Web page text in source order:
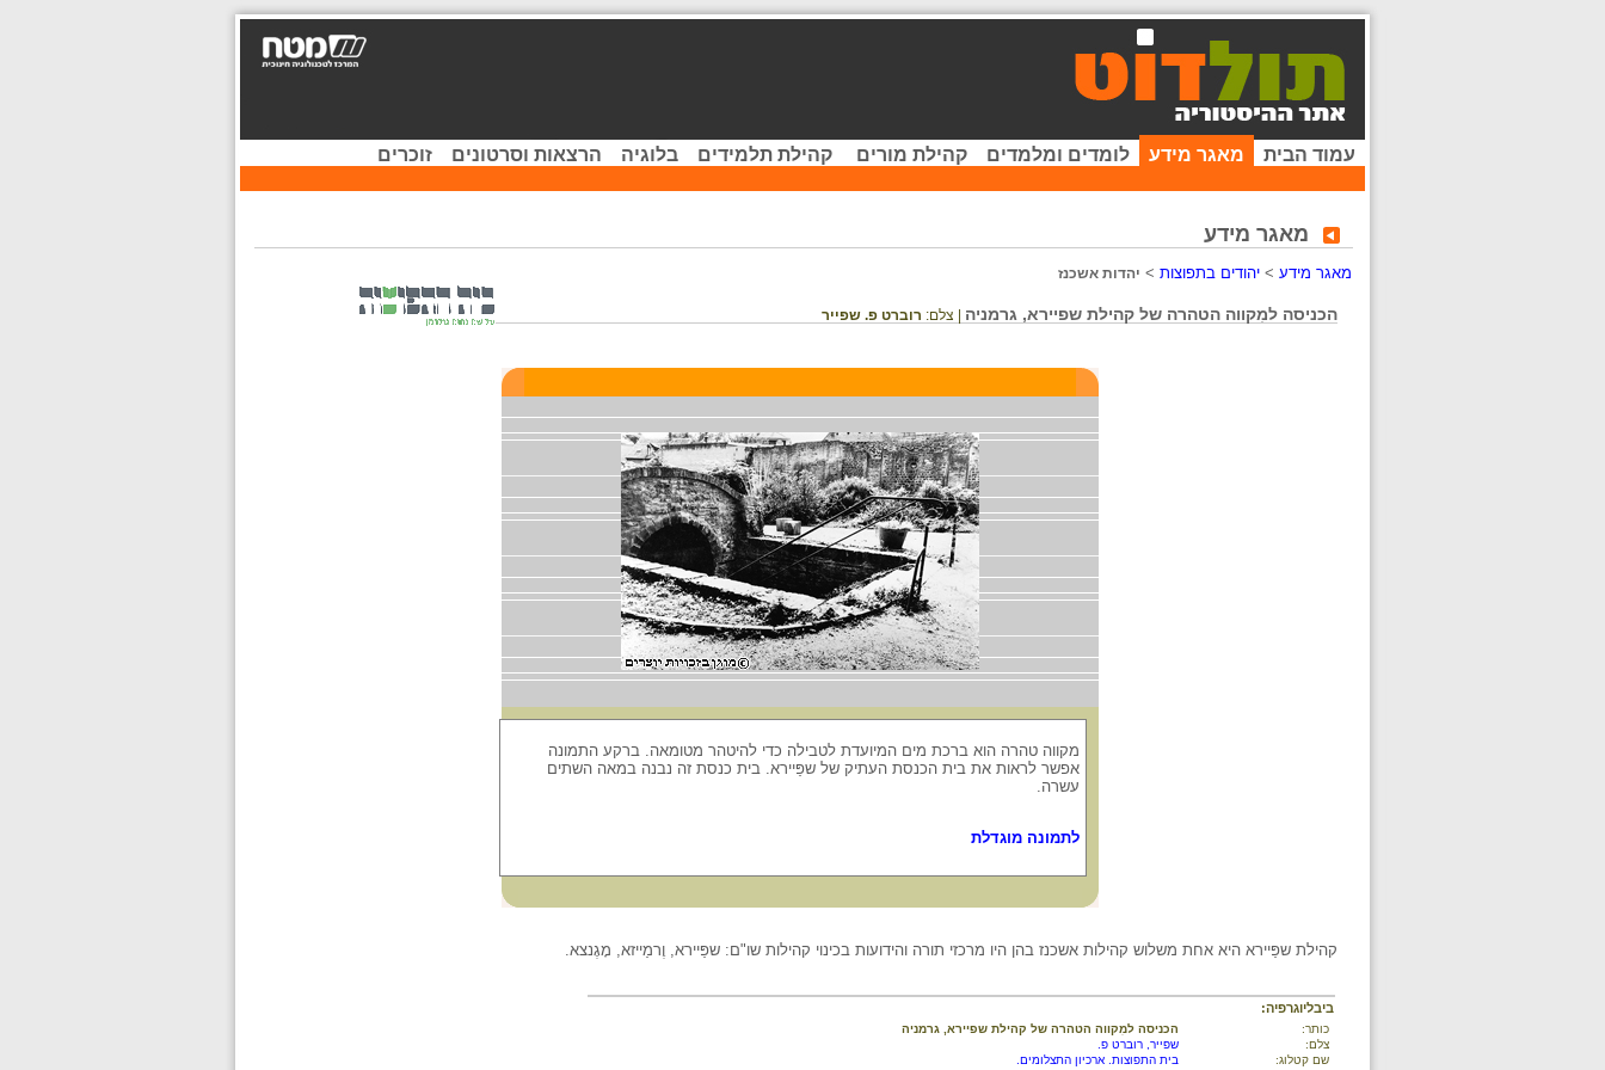
עמוד הבית מאגר מידע לומדים ומלמדים קהילת מורים קהילת תלמידים בלוגיה הרצאות וסרטונים זוכרים
מאגר מידע
מאגר מידע > יהודים בתפוצות > יהדות אשכנז
הכניסה למִקווה הטהרה של קהילת שפיירא, גרמניה | צלם: רוברט פ. שפייר
מקווה טהרה הוא ברכת מים המיועדת לטבילה כדי להיטהר מטומאה. ברקע התמונה
אפשר לראות את בית הכנסת העתיק של שפַּיירא. בית כנסת זה נבנה במאה השתים
עשרה.
לתמונה מוגדלת
קהילת שפַּיירא היא אחת משלוש קהילות אשכנז בהן היו מרכזי תורה והידועות בכינוי קהילות שו"ם: שפַּיירא, וֶרמַייזא, מָגֶנצא.
ביבליוגרפיה:
כותר:
הכניסה למִקווה הטהרה של קהילת שפיירא, גרמניה
צלם:
שפייר, רוברט פ.
שם קטלוג:
בית התפוצות. ארכיון התצלומים.